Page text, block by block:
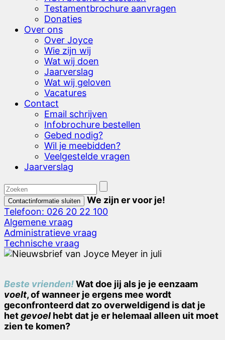
Testamentbrochure aanvragen
Donaties
Over ons
Over Joyce
Wie zijn wij
Wat wij doen
Jaarverslag
Wat wij geloven
Vacatures
Contact
Email schrijven
Infobrochure bestellen
Gebed nodig?
Wil je meebidden?
Veelgestelde vragen
Jaarverslag
Contactinformatie sluiten
We zijn er voor je!
Telefoon: 026 20 22 100
Algemene vraag
Administratieve vraag
Technische vraag
Beste vrienden!Wat doe jij als je je eenzaam
voelt, of wanneer je ergens mee wordt
geconfronteerd dat zo overweldigend is dat je
hetgevoel hebt dat je er helemaal alleen uit moet
zien te komen?